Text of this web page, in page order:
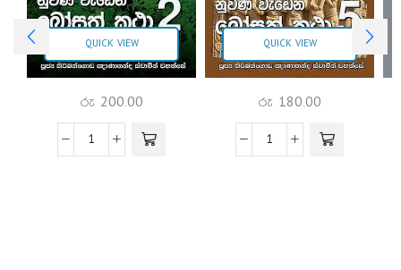
QUICK VIEW
රු 200.00
QUICK VIEW
රු 180.00